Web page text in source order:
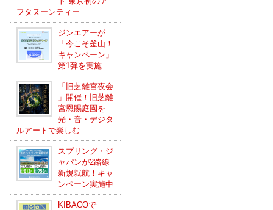
フタヌーンティー
ジンエアーが
「今こそ釜山！
キャンペーン」
第1弾を実施
「旧芝離宮夜会
」開催！旧芝離
宮恩賜庭園を
光・音・デジタ
ルアートで楽しむ
スプリング・ジ
ャパンが2路線
新規就航！キャ
ンペーン実施中
KIBACOで